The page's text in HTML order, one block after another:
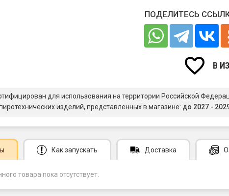
ПОДЕЛИТЕСЬ
В
для использования на территории Российской
изделий, представленных в магазине: до 2027 -
Как запускать Доставка
товара пока отсутствует.